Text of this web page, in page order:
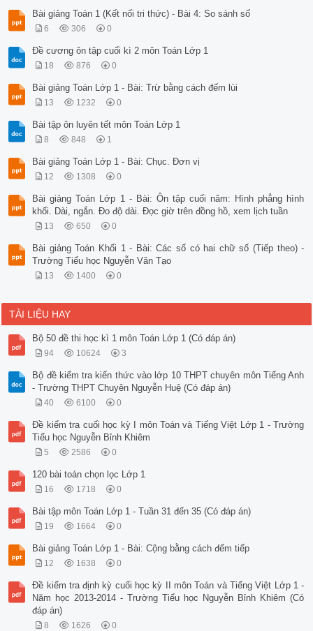
Bài giảng Toán 1 (Kết nối tri thức) - Bài 4: So sánh số
6 306 0
Đề cương ôn tập cuối kì 2 môn Toán Lớp 1
18 876 0
Bài giảng Toán Lớp 1 - Bài: Trừ bằng cách đếm lùi
13 1232 0
Bài tập ôn luyên tết môn Toán Lớp 1
8 848 1
Bài giảng Toán Lớp 1 - Bài: Chục. Đơn vị
12 1308 0
Bài giảng Toán Lớp 1 - Bài: Ôn tập cuối năm: Hình phẳng hình
khối. Dài, ngắn. Đo độ dài. Đọc giờ trên đồng hồ, xem lịch tuần
13 650 0
Bài giảng Toán Khối 1 - Bài: Các số có hai chữ số (Tiếp theo) -
Trường Tiểu học Nguyễn Văn Tạo
13 1400 0
TÀI LIỆU HAY
Bộ 50 đề thi học kì 1 môn Toán Lớp 1 (Có đáp án)
94 10624 3
Bộ đề kiểm tra kiến thức vào lớp 10 THPT chuyên môn Tiếng Anh
- Trường THPT Chuyên Nguyễn Huệ (Có đáp án)
40 6100 0
Đề kiểm tra cuối học kỳ I môn Toán và Tiếng Việt Lớp 1 - Trường
Tiểu học Nguyễn Bỉnh Khiêm
5 2586 0
120 bài toán chọn lọc Lớp 1
16 1718 0
Bài tập môn Toán Lớp 1 - Tuần 31 đến 35 (Có đáp án)
19 1664 0
Bài giảng Toán Lớp 1 - Bài: Cộng bằng cách đếm tiếp
12 1638 0
Đề kiểm tra định kỳ cuối học kỳ II môn Toán và Tiếng Việt Lớp 1 -
Năm học 2013-2014 - Trường Tiểu học Nguyễn Bỉnh Khiêm (Có
đáp án)
8 1626 0